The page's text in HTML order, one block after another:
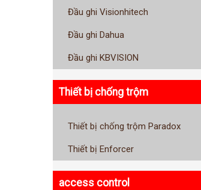
Đầu ghi Visionhitech
Đầu ghi Dahua
Đầu ghi KBVISION
Thiết bị chống trộm
Thiết bị chống trộm Paradox
Thiết bị Enforcer
access control